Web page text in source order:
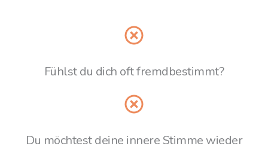
Fühlst du dich oft fremdbestimmt?
Du möchtest deine innere Stimme wieder